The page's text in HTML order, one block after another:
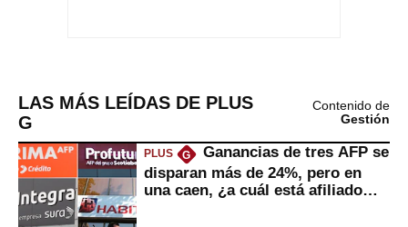
LAS MÁS LEÍDAS DE PLUS
G
Contenido de
Gestión
PLUS G
Ganancias de tres AFP se
disparan más de 24%, pero en
una caen, ¿a cuál está afiliado